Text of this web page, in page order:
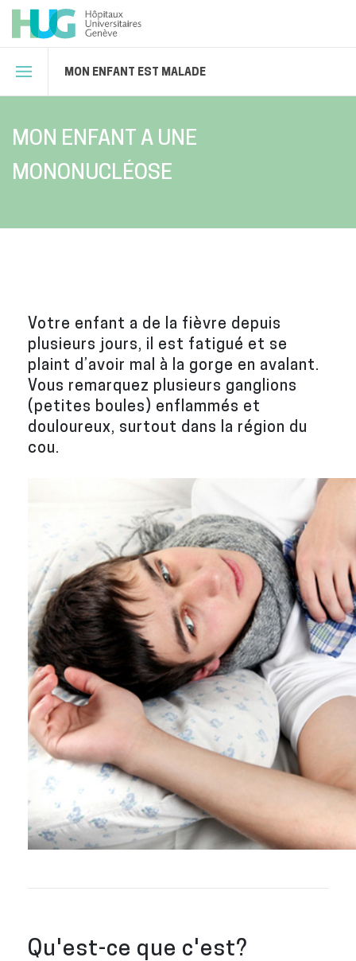
MON ENFANT EST MALADE
MON ENFANT A UNE
MONONUCLÉOSE
Votre enfant a de la fièvre depuis
plusieurs jours, il est fatigué et se
plaint d’avoir mal à la gorge en avalant.
Vous remarquez plusieurs ganglions
(petites boules) enflammés et
douloureux, surtout dans la région du
cou.
Qu'est-ce que c'est?